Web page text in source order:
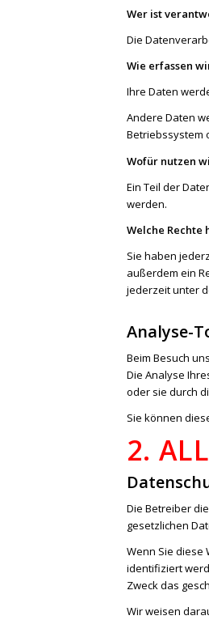
Wer ist
Die
Wie erfassen
Ihre Daten
Andere Daten
Betriebssystem
Wofür nutzen
Ein Teil der
werden.
Welche Rechte
Sie haben
außerdem ein
jederzeit unter
Analyse-
Beim Besuch
Die Analyse
oder sie durch
Sie können
2.
Die Betreiber
gesetzlichen
Wenn Sie diese
identifiziert
Zweck das
Wir weisen